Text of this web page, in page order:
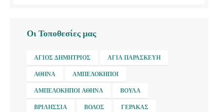
Οι Τοποθεσίες μας
ΆΓΙΟΣ ΔΗΜΉΤΡΙΟΣ ΑΓΊΑ ΠΑΡΑΣΚΕΥΉ
ΑΘΉΝΑ ΑΜΠΕΛΌΚΗΠΟΙ
ΑΜΠΕΛΌΚΗΠΟΙ ΑΘΉΝΑ ΒΟΎΛΑ
ΒΡΙΛΉΣΣΙΑ ΒΌΛΟΣ ΓΈΡΑΚΑΣ